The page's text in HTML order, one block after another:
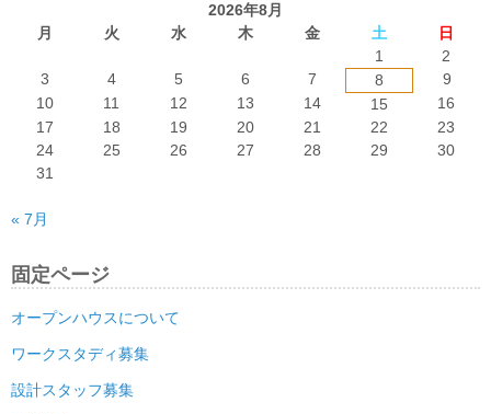
2026年8月
月
火 水 木 金 土
日
1
2
3
4 5 6 7 8
9
10
11 12 13 14 15
16
17
18 19 20 21 22
23
24
25 26 27 28 29
30
31
« 7月
固定ページ
オープンハウスについて
ワークスタディ募集
設計スタッフ募集